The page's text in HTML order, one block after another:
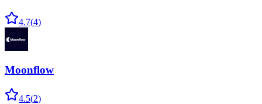
4.7(4)
Moonflow
4.5(2)